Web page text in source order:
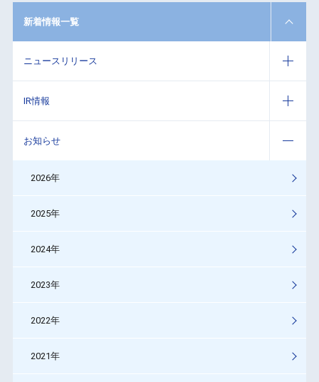
新着情報一覧
ニュースリリース
IR情報
お知らせ
2026年
2025年
2024年
2023年
2022年
2021年